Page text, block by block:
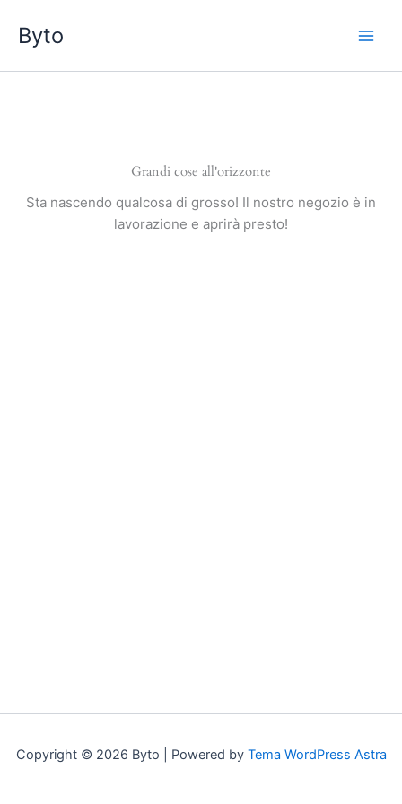
contenuto
Byto
Grandi cose all'orizzonte
Sta nascendo qualcosa di grosso! Il nostro negozio è in
lavorazione e aprirà presto!
Copyright © 2026 Byto | Powered by Tema WordPress Astra